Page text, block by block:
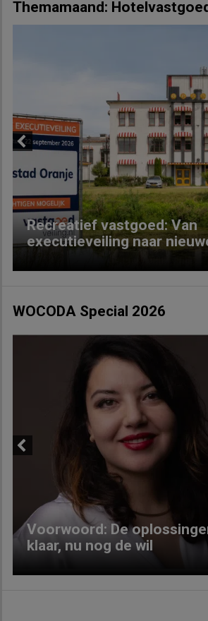
Themamaand:
Recreatief vastgoed: Van
executieveiling naar
WOCODA Special 2026
Voorwoord: De
klaar, nu nog de wil